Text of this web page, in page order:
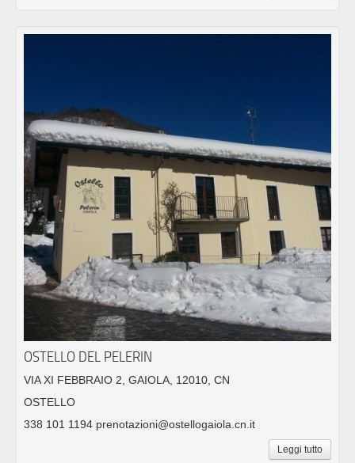
OSTELLO DEL PELERIN
VIA XI FEBBRAIO 2, GAIOLA, 12010, CN
OSTELLO
338 101 1194 prenotazioni@ostellogaiola.cn.it
Leggi tutto